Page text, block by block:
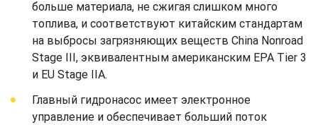
больше материала, не сжигая слишком много
топлива, и соответствуют китайским стандартам
на выбросы загрязняющих веществ China Nonroad
Stage III, эквивалентным американским EPA Tier 3
и EU Stage IIA.
Главный гидронасос имеет электронное
управление и обеспечивает больший поток